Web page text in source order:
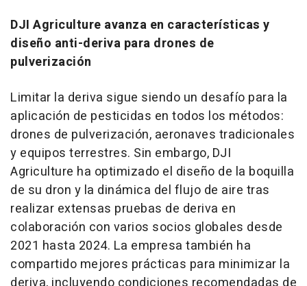
DJI Agriculture avanza en características y
diseño anti-deriva para drones de
pulverización
Limitar la deriva sigue siendo un desafío para la
aplicación de pesticidas en todos los métodos:
drones de pulverización, aeronaves tradicionales
y equipos terrestres. Sin embargo, DJI
Agriculture ha optimizado el diseño de la boquilla
de su dron y la dinámica del flujo de aire tras
realizar extensas pruebas de deriva en
colaboración con varios socios globales desde
2021 hasta 2024. La empresa también ha
compartido mejores prácticas para minimizar la